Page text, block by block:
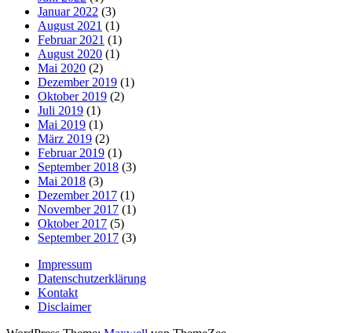
Januar 2022 (3)
August 2021 (1)
Februar 2021 (1)
August 2020 (1)
Mai 2020 (2)
Dezember 2019 (1)
Oktober 2019 (2)
Juli 2019 (1)
Mai 2019 (1)
März 2019 (2)
Februar 2019 (1)
September 2018 (3)
Mai 2018 (3)
Dezember 2017 (1)
November 2017 (1)
Oktober 2017 (5)
September 2017 (3)
Impressum
Datenschutzerklärung
Kontakt
Disclaimer